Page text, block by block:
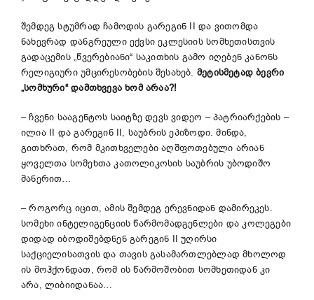
შემდეგ სტუმრად ჩამოდის გარეგინ II და ვითომდა
ნახევრად დანგრეული ექვსი ეკლესიის სომხეთისთვის
გადაცემის „წვერებიანი“ საკითხის გამო იღებენ კანონს
რელიგიური უმცირესობების შესახებ. მეტისმეტად ბევრი
„სომხური“ დამთხვევა ხომ არაა?!
– ჩვენი სააგენტოს საიტზე დევს ვიდეო – პატრიარქების –
ილია II და გარეგინ II, საუბრის ეპიზოდი. მინდა,
გითხრათ, რომ მკითხველები აღშფოთებული არიან
ყოველთა სომეხთა კათოლიკოსის საუბრის უბოდიშო
მანერით…
– როგორც იცით, ამის შემდეგ ერევნიდან დამირეკეს.
სომეხი ინტელიგენციის წარმომადგენლები და კოლეგები
დიდად იბოდიშებდნენ გარეგინ II უღირსი
საქციელისათვის და თავის გასამართლებლად მხოლოდ
ის მოჰქონდათ, რომ ის წარმოშობით სომხეთიდან კი
არა, ლიბიიდანაა…